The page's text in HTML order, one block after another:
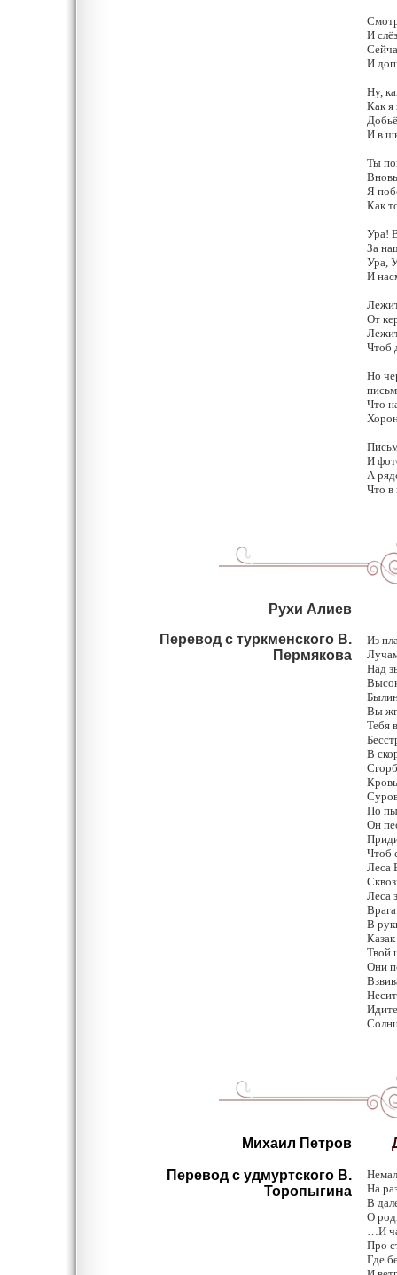
И
И
Ну,
Как я
И в
Ты
Я
Как
Ура!
За
Ура,
И
От
Чтоб
Но
Что
И
А
Что в
Рухи Алиев
Перевод с туркменского В.
Пермякова
Из
Над
Вы
Тебя
В
По
Он
Чтоб
Леса
Леса
В
Твой
Они
Михаил Петров
Перевод с удмуртского В.
Торопыгина
На
В
О
…И
Про
Где